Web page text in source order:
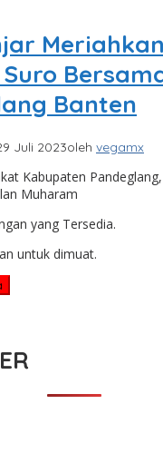
Banten
Juli 2023oleh vegamx
Kabupaten
Muharam
yang Tersedia.
untuk dimuat.